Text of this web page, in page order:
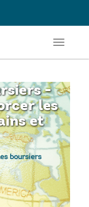
Toggle
-
les
et
boursiers